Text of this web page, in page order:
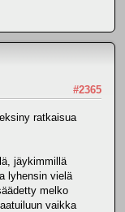
#2365
ratkaisua
jäykimmillä
lyhensin vielä
melko
vaikka